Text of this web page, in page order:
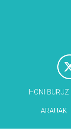
HONI BURUZ
ARAUAK